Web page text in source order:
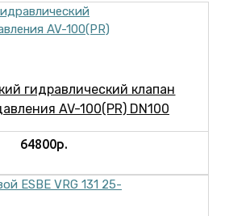
гидравлический клапан
AV-100(PR) DN100
64800р.